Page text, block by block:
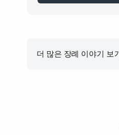
더 많은 장례 이야기 보기